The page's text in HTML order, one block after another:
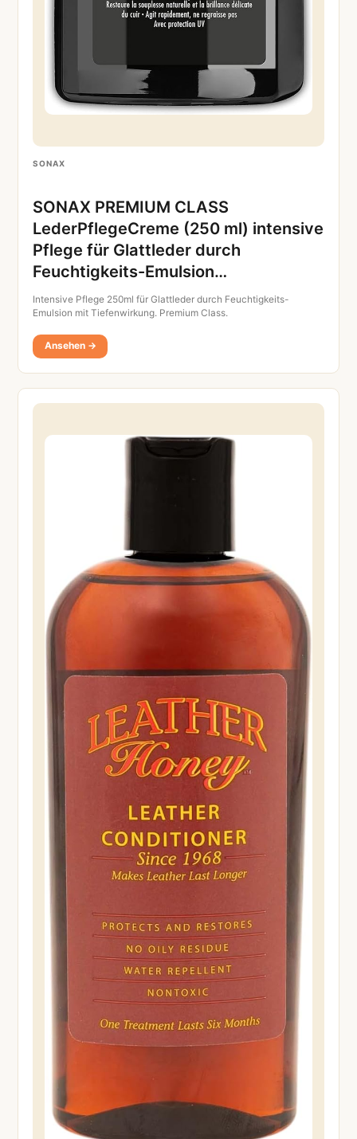
SONAX
SONAX PREMIUM CLASS
LederPflegeCreme (250 ml) intensive
Pflege für Glattleder durch
Feuchtigkeits-Emulsion…
Intensive Pflege 250ml für Glattleder durch Feuchtigkeits-
Emulsion mit Tiefenwirkung. Premium Class.
Ansehen →